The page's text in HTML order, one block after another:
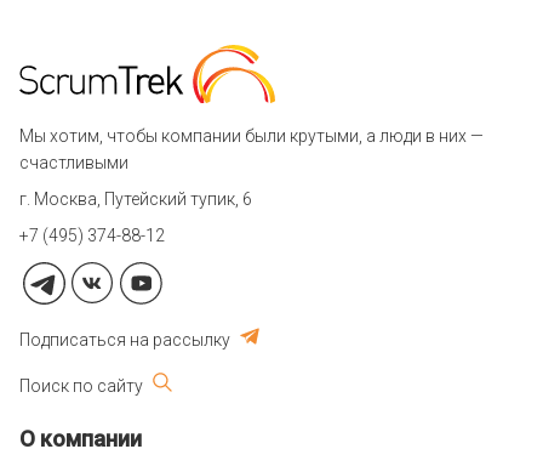
Мы хотим, чтобы компании были крутыми, а люди в них —
счастливыми
г. Москва, Путейский тупик, 6
+7 (495) 374-88-12
Подписаться на рассылку
Поиск по сайту
О компании